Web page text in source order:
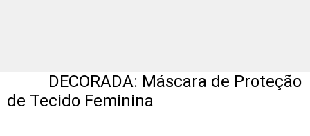
DECORADA: Máscara de Proteção
de Tecido Feminina